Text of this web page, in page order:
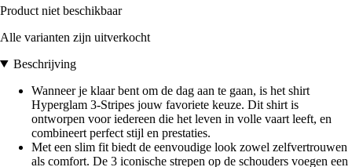
Product niet beschikbaar
Alle varianten zijn uitverkocht
Beschrijving
Wanneer je klaar bent om de dag aan te gaan, is het shirt
Hyperglam 3-Stripes jouw favoriete keuze. Dit shirt is
ontworpen voor iedereen die het leven in volle vaart leeft, en
combineert perfect stijl en prestaties.
Met een slim fit biedt de eenvoudige look zowel zelfvertrouwen
als comfort. De 3 iconische strepen op de schouders voegen een